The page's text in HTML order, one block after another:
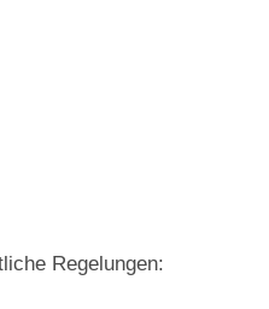
Regelungen: